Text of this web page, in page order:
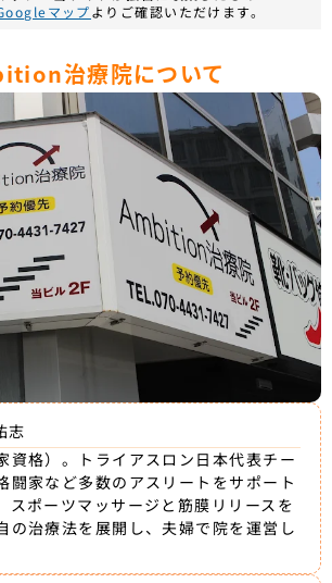
マップよりご確認いただけます。
治療院について
志
資格）。トライアスロン日本代表チー
闘家など多数のアスリートをサポート
スポーツマッサージと筋膜リリースを
の治療法を展開し、夫婦で院を運営し